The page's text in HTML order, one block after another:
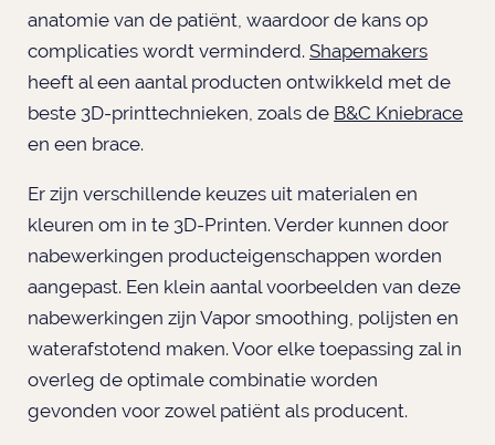
anatomie van de patiënt, waardoor de kans op
complicaties wordt verminderd. Shapemakers
heeft al een aantal producten ontwikkeld met de
beste 3D-printtechnieken, zoals de B&C Kniebrace
en een brace.
Er zijn verschillende keuzes uit materialen en
kleuren om in te 3D-Printen. Verder kunnen door
nabewerkingen producteigenschappen worden
aangepast. Een klein aantal voorbeelden van deze
nabewerkingen zijn Vapor smoothing, polijsten en
waterafstotend maken. Voor elke toepassing zal in
overleg de optimale combinatie worden
gevonden voor zowel patiënt als producent.